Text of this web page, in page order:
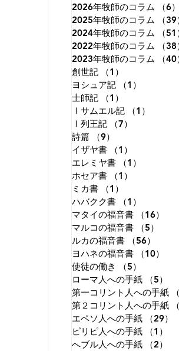
2026年牧師のコラム
（6
2025年牧師のコラム
（
2024年牧師のコラム
（
2022年牧師のコラム
（
2023年牧師のコラム
（
創世記
（1）
ヨシュア記
（1）
士師記
（1）
Ⅰサムエル記
（1）
Ⅰ列王記
（7）
詩篇
（9）
イザヤ書
（1）
エレミヤ書
（1）
ホセア書
（1）
ミカ書
（1）
ハバクク書
（1）
マタイの福音書
（16）
マルコの福音書
（5）
ルカの福音書
（56）
ヨハネの福音書
（10）
使徒の働き
（5）
ローマ人への手紙
（5）
第一コリント人への手紙
第２コリント人への手紙
エペソ人への手紙
（29）
ピリピ人への手紙
（1）
へブル人への手紙
（2）